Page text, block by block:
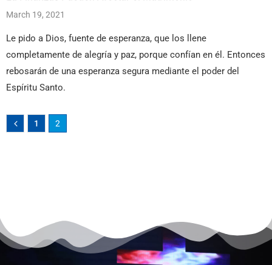
March 19, 2021
Le pido a Dios, fuente de esperanza, que los llene
completamente de alegría y paz, porque confían en él. Entonces
rebosarán de una esperanza segura mediante el poder del
Espíritu Santo.
1 2